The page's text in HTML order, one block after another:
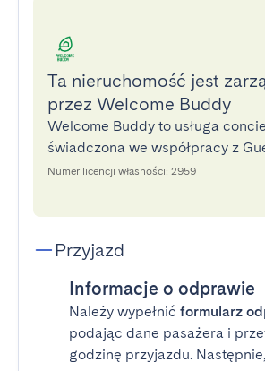
Ta nieruchomość jest
przez Welcome Buddy
Welcome Buddy to usługa
świadczona we współpracy z
Numer licencji własności: 2959
Przyjazd
Informacje o odprawie
Należy wypełnić formularz
podając dane pasażera i
godzinę przyjazdu.